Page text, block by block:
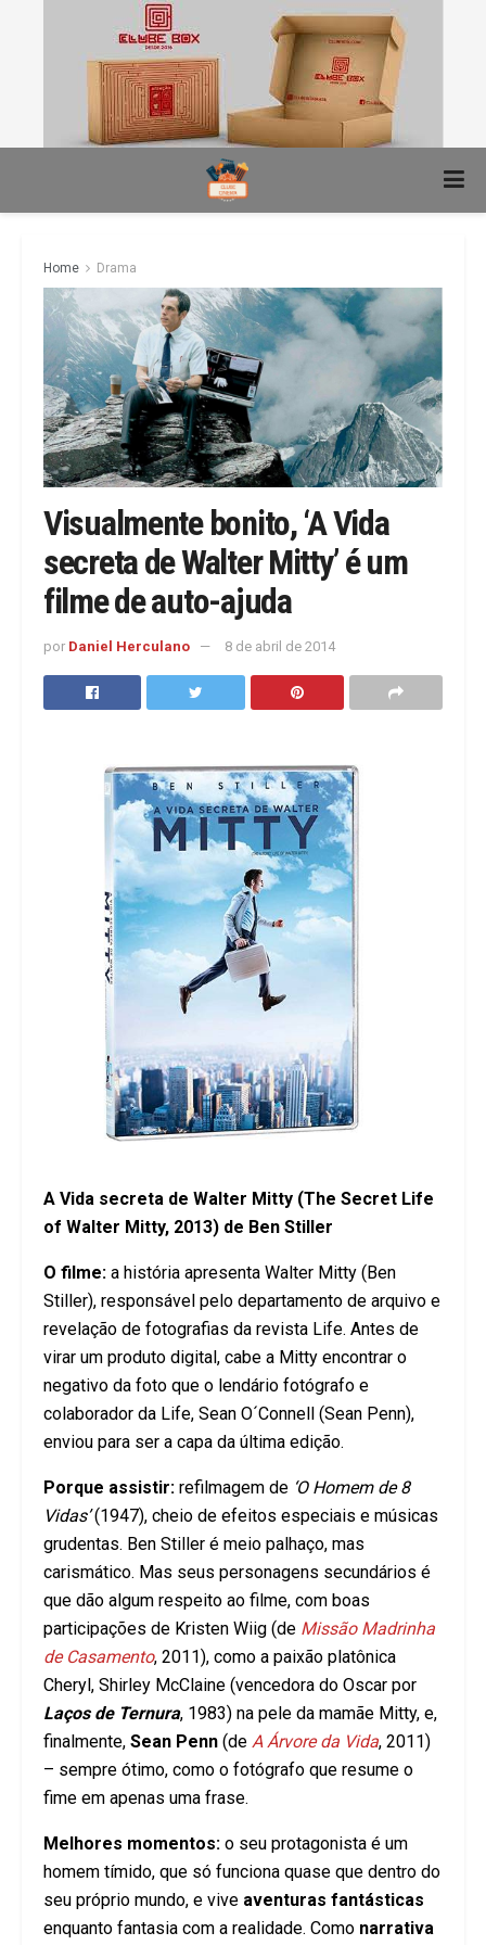
Home Drama
Visualmente bonito, ‘A Vida
secreta de Walter Mitty’ é um
filme de auto-ajuda
por Daniel Herculano 8 de abril de 2014
A Vida secreta de Walter Mitty (The Secret Life
of Walter Mitty, 2013) de Ben Stiller
O filme: a história apresenta Walter Mitty (Ben
Stiller), responsável pelo departamento de arquivo e
revelação de fotografias da revista Life. Antes de
virar um produto digital, cabe a Mitty encontrar o
negativo da foto que o lendário fotógrafo e
colaborador da Life, Sean O´Connell (Sean Penn),
enviou para ser a capa da última edição.
Porque assistir: refilmagem de ‘O Homem de 8
Vidas’(1947), cheio de efeitos especiais e músicas
grudentas. Ben Stiller é meio palhaço, mas
carismático. Mas seus personagens secundários é
que dão algum respeito ao filme, com boas
participações de Kristen Wiig (de Missão Madrinha
de Casamento, 2011), como a paixão platônica
Cheryl, Shirley McClaine (vencedora do Oscar por
Laços de Ternura, 1983) na pele da mamãe Mitty, e,
finalmente, Sean Penn (de A Árvore da Vida, 2011)
– sempre ótimo, como o fotógrafo que resume o
fime em apenas uma frase.
Melhores momentos: o seu protagonista é um
homem tímido, que só funciona quase que dentro do
seu próprio mundo, e vive aventuras fantásticas
enquanto fantasia com a realidade. Como narrativa